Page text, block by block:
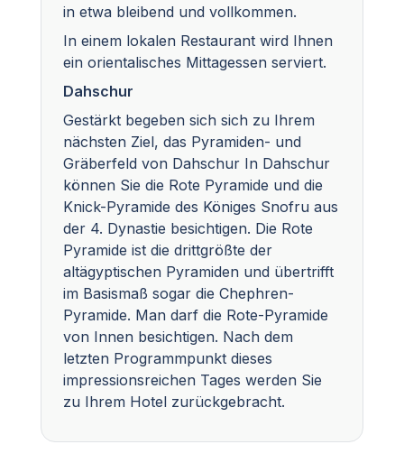
in etwa bleibend und vollkommen.
In einem lokalen Restaurant wird Ihnen
ein orientalisches Mittagessen serviert.
Dahschur
Gestärkt begeben sich sich zu Ihrem
nächsten Ziel, das Pyramiden- und
Gräberfeld von Dahschur In Dahschur
können Sie die Rote Pyramide und die
Knick-Pyramide des Königes Snofru aus
der 4. Dynastie besichtigen. Die Rote
Pyramide ist die drittgrößte der
altägyptischen Pyramiden und übertrifft
im Basismaß sogar die Chephren-
Pyramide. Man darf die Rote-Pyramide
von Innen besichtigen. Nach dem
letzten Programmpunkt dieses
impressionsreichen Tages werden Sie
zu Ihrem Hotel zurückgebracht.